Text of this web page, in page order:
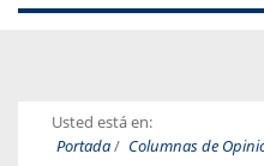
Usted está en:
Portada/ Columnas de